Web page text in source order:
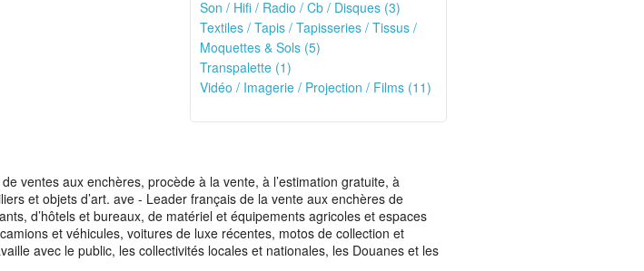
Son / Hifi / Radio / Cb / Disques (3)
Textiles / Tapis / Tapisseries / Tissus /
Moquettes & Sols (5)
Transpalette (1)
Vidéo / Imagerie / Projection / Films (11)
ventes aux enchères, procède à la vente, à l’estimation gratuite, à
et objets d’art. ave - Leader français de la vente aux enchères de
d’hôtels et bureaux, de matériel et équipements agricoles et espaces
et véhicules, voitures de luxe récentes, motos de collection et
avec le public, les collectivités locales et nationales, les Douanes et les